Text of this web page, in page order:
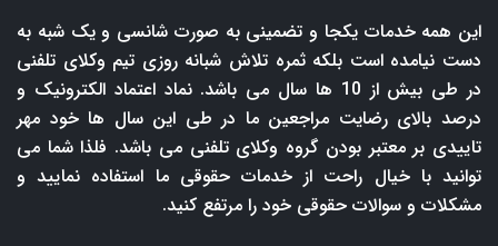
این همه خدمات یکجا و تضمینی به صورت شانسی و یک شبه به
دست نیامده است بلکه ثمره تلاش شبانه روزی تیم وکلای تلفنی
در طی بیش از 10 ها سال می باشد. نماد اعتماد الکترونیک و
درصد بالای رضایت مراجعین ما در طی این سال ها خود مهر
تاییدی بر معتبر بودن گروه وکلای تلفنی می باشد. فلذا شما می
توانید با خیال راحت از خدمات حقوقی ما استفاده نمایید و
مشکلات و سوالات حقوقی خود را مرتفع کنید.